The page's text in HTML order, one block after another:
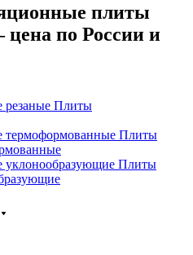
плиты
по России и
Плиты
Плиты
Плиты